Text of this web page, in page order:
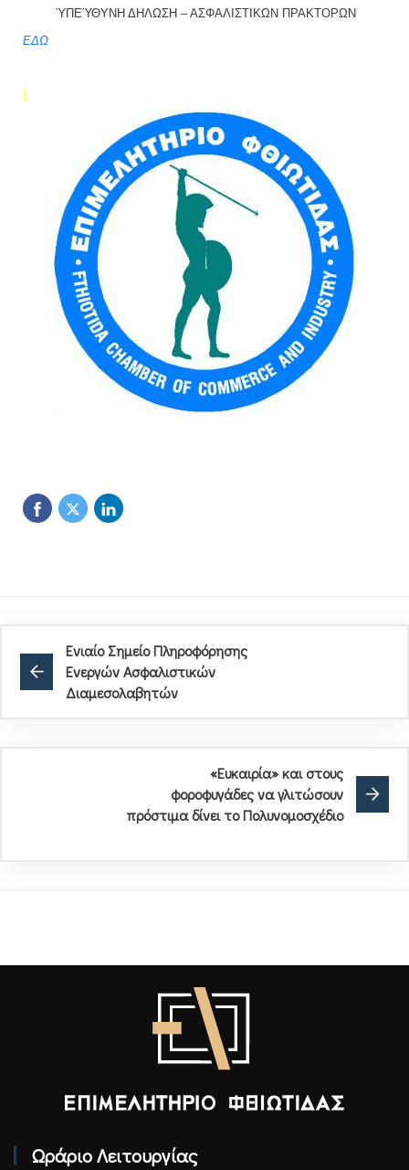
ΎΠΕΎΘΥΝΗ ΔΗΛΩΣΗ – ΑΣΦΑΛΙΣΤΙΚΩΝ ΠΡΑΚΤΟΡΩΝ
ΕΔΩ
Ενιαίο Σημείο Πληροφόρησης
Ενεργών Ασφαλιστικών
Διαμεσολαβητών
«Ευκαιρία» και στους
φοροφυγάδες να γλιτώσουν
πρόστιμα δίνει το Πολυνομοσχέδιο
Ωράριο Λειτουργίας